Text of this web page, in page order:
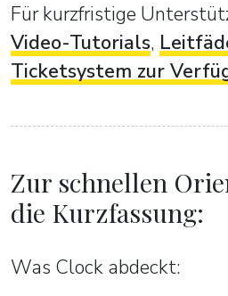
Für kurzfristige
Video-Tutorials,
Ticketsystem zur
Zur schnellen
die Kurzfassung:
Was Clock abdeckt: